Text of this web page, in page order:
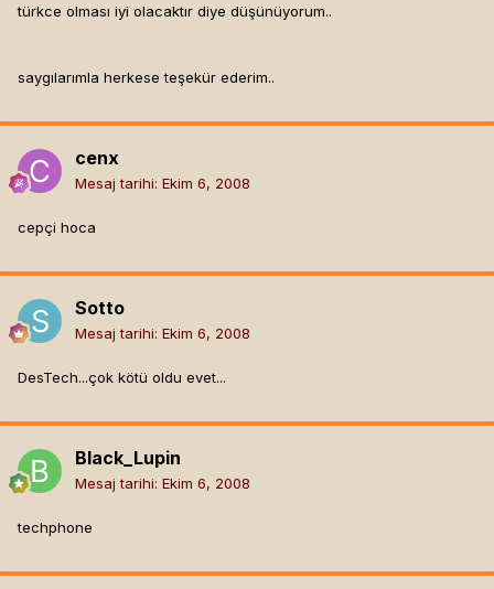
türkce olması iyi olacaktır diye düşünüyorum..
saygılarımla herkese teşekür ederim..
cenx
Mesaj tarihi: Ekim 6, 2008
cepçi hoca
Sotto
Mesaj tarihi: Ekim 6, 2008
DesTech...çok kötü oldu evet...
Black_Lupin
Mesaj tarihi: Ekim 6, 2008
techphone